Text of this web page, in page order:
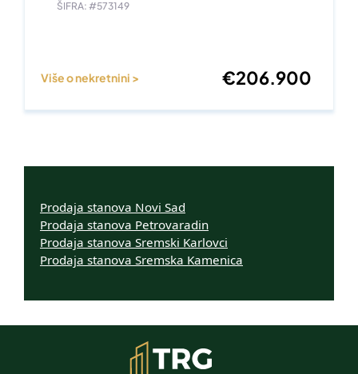
ŠIFRA: #573149
Više o nekretnini > €206.900
Prodaja stanova Novi Sad
Prodaja stanova Petrovaradin
Prodaja stanova Sremski Karlovci
Prodaja stanova Sremska Kamenica